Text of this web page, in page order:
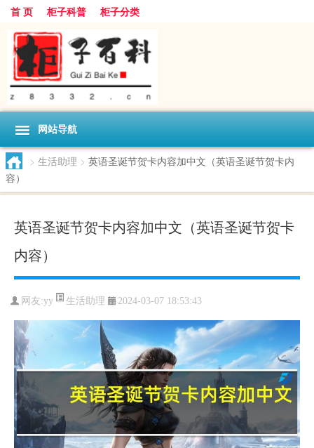
首 页 柜子科普 柜子分类
网站导航
> 生活助理 > 英语圣诞节贺卡内容加中文（英语圣诞节贺卡内
容）
英语圣诞节贺卡内容加中文（英语圣诞节贺卡
内容）
网友:yy 生活助理 2024-03-07 18:53:43